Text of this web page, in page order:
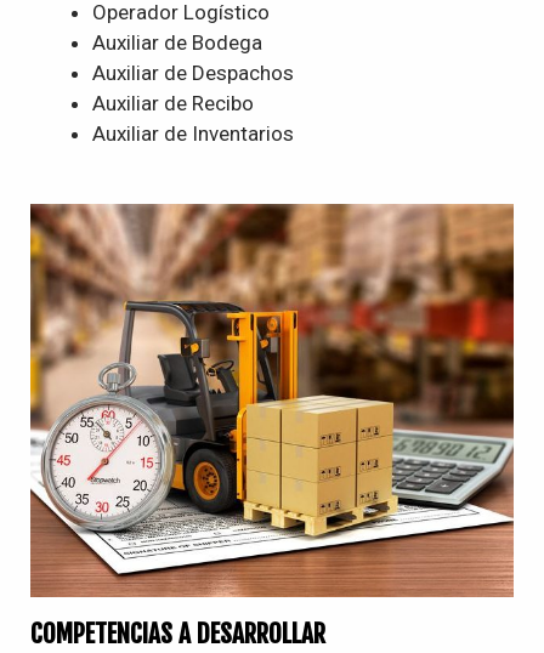
Operador Logístico
Auxiliar de Bodega
Auxiliar de Despachos
Auxiliar de Recibo
Auxiliar de Inventarios
COMPETENCIAS A DESARROLLAR